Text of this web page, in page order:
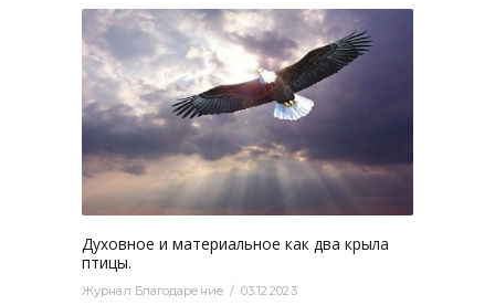
Духовное и материальное как два крыла
птицы.
Журнал Благодарение 03.12.2023